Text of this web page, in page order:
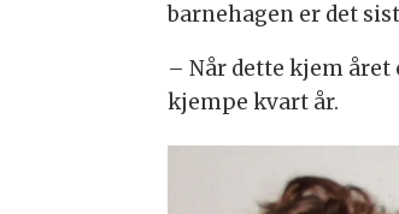
barnehagen er det
– Når dette kjem året
kjempe kvart år.